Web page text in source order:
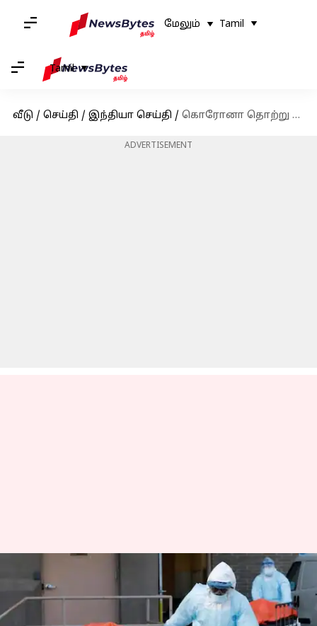
மேலும் Tamil
Tamil
வீடு / செய்தி / இந்தியா செய்தி / கொரோனா தொற்று பாதிப்பால் சென்னையில் ஒருவர் உயிரிழப்பு
ADVERTISEMENT
கொரோனா தொற்று
பாதிப்பால் சென்னையில்
ஒருவர் உயிரிழப்பு